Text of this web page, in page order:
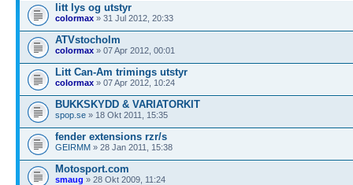
litt lys og utstyr
colormax » 31 Jul 2012, 20:33
ATVstocholm
colormax » 07 Apr 2012, 00:01
Litt Can-Am trimings utstyr
colormax » 07 Apr 2012, 10:24
BUKKSKYDD & VARIATORKIT
spop.se » 18 Okt 2011, 15:35
fender extensions rzr/s
GEIRMM » 28 Jan 2011, 15:38
Motosport.com
smaug » 28 Okt 2009, 11:24